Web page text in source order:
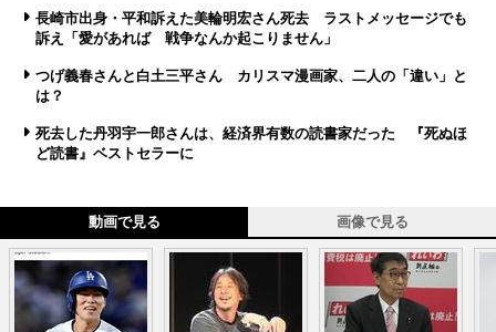
長崎市出身・平和訴えた美輪明宏さん死去 ラストメッセージでも
訴え「愛があれば 戦争なんか起こりません」
つげ義春さんと白土三平さん カリスマ漫画家、二人の「違い」と
は？
死去した丹羽宇一郎さんは、経済界有数の読書家だった 『死ぬほ
ど読書』ベストセラーに
動画で見る 画像で見る